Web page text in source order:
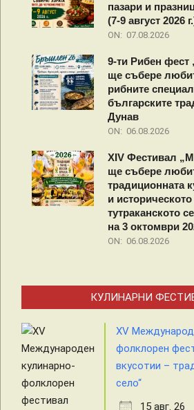
пазари и
(7-9 август 2026
ON: 07.08.2026
9-ти Рибен фест
ще събере
рибните
българските
Дунав
ON: 06.08.2026
XIV Фестивал
ще събере
традиционната
и
тутраканското
на 3 октомври
ON: 06.08.2026
КУЛИНАРНИ
XV
фолклорен
вкусотии –
село“
15 авг. 26